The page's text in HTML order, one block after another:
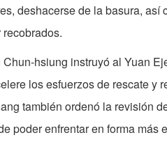
deshacerse de la basura, así
hsiung instruyó al Yuan
los esfuerzos de rescate y
también ordenó la revisión
poder enfrentar en forma más